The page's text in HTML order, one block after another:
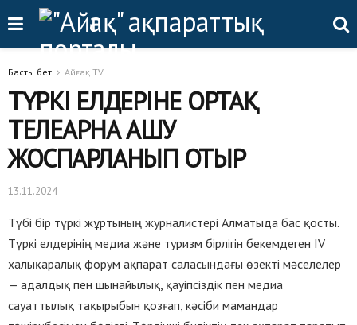
Басты бет Айғақ TV
ТҮРКІ ЕЛДЕРІНЕ ОРТАҚ
ТЕЛЕАРНА АШУ
ЖОСПАРЛАНЫП ОТЫР
13.11.2024
Түбі бір түркі жұртының журналистері Алматыда бас қосты.
Түркі елдерінің медиа және туризм бірлігін бекемдеген IV
халықаралық форум ақпарат саласындағы өзекті мәселелер
— адалдық пен шынайылық, қауіпсіздік пен медиа
сауаттылық тақырыбын қозғап, кәсіби мамандар